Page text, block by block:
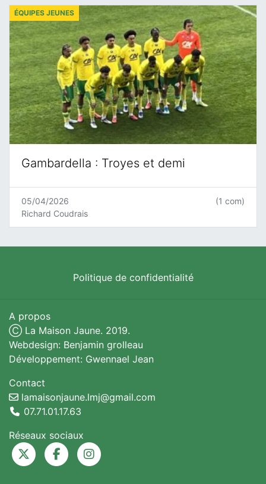
Gambardella : Troyes et demi
ÉQUIPES JEUNES
05/04/2026
Richard Coudrais
(1 com)
Politique de confidentialité
A propos
Ⓒ La Maison Jaune. 2019.
Webdesign: Benjamin grolleau
Développement: Gwennael Jean
Contact
lamaisonjaune.lmj@gmail.com
07.71.01.17.63
Réseaux sociaux